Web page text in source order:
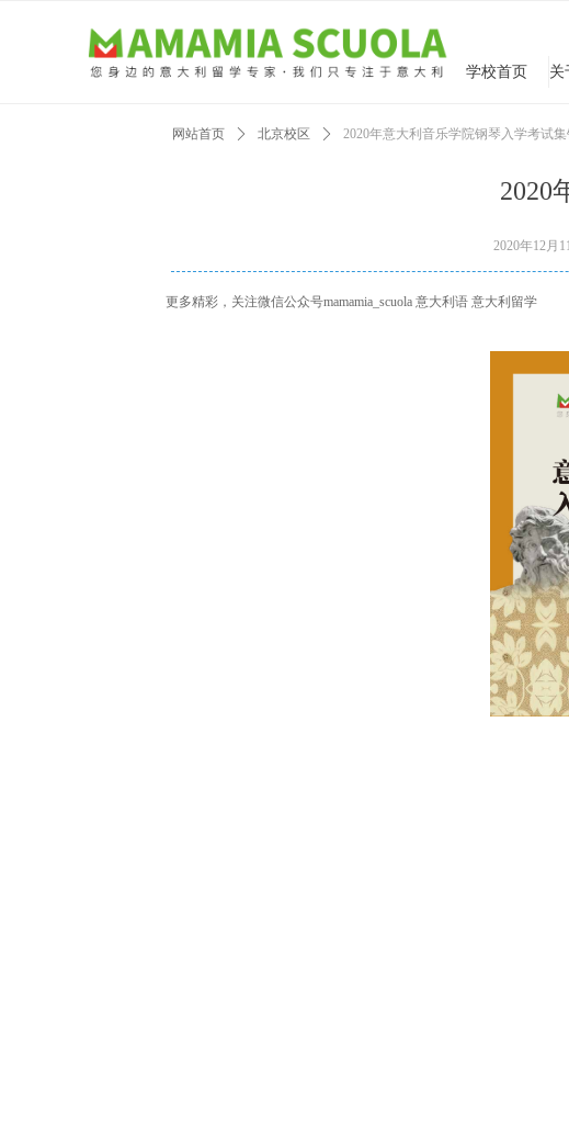
学校首页
2020
网站首页 ꄲ 北京校区 ꄲ 2020年意大利音乐学院钢琴入学考试
2020年12月
更多精彩，关注微信公众号mamamia_scuola 意大利语 意大利留学